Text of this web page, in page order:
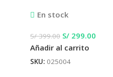
En stock
S/399.00 S/ 299.00
Añadir al carrito
SKU: 025004